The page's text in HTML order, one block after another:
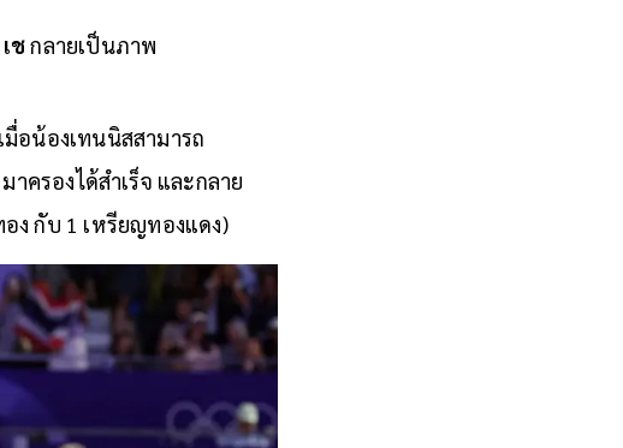
ชกลายเป็นภาพ
อน้องเทนนิสสามารถ
ครองได้สำเร็จ และกลาย
ง กับ 1 เหรียญทองแดง)